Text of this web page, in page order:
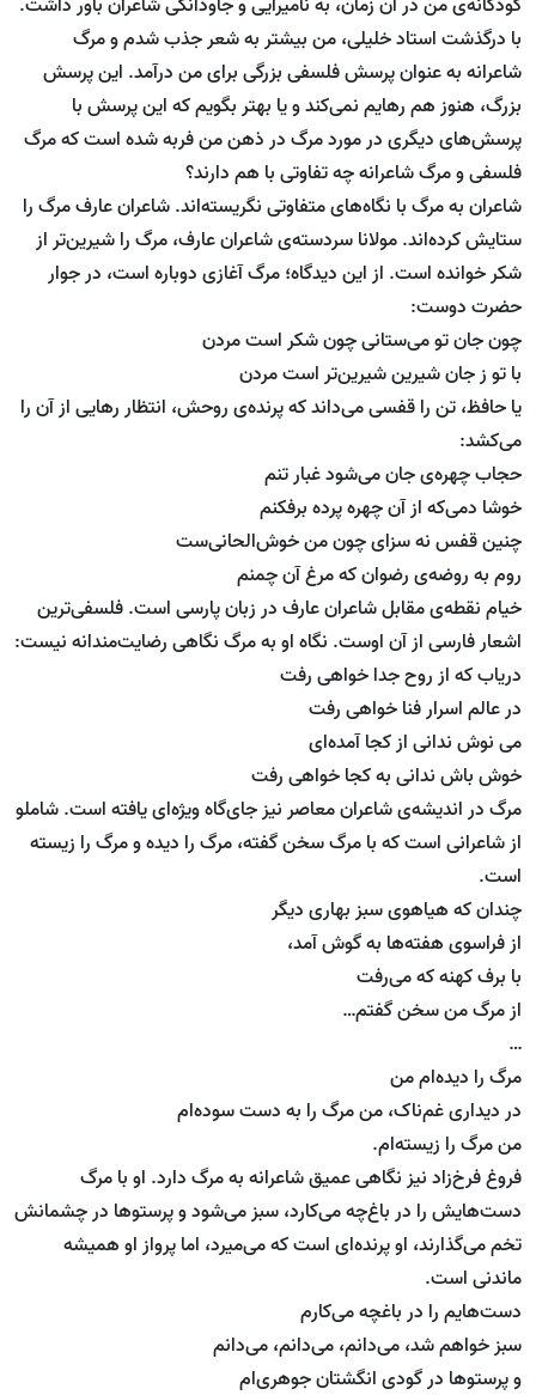
کودکانه‌ی من در آن زمان، به نامیرایی و جاودانگی شاعران باور داشت.
با درگذشت استاد خلیلی، من بیشتر به شعر جذب شدم و مرگ
شاعرانه به عنوان پرسش فلسفی بزرگی برای من درآمد. این پرسش
بزرگ، هنوز هم رهایم نمی‌کند و یا بهتر بگویم که این پرسش با
پرسش‌های دیگری در مورد مرگ در ذهن من فربه شده است که مرگ
فلسفی و مرگ شاعرانه چه تفاوتی با هم دارند؟
شاعران به مرگ با نگاه‌های متفاوتی نگریسته‌اند. شاعران عارف مرگ را
ستایش کرده‌اند. مولانا سردسته‌ی شاعران عارف، مرگ را شیرین‌تر از
شکر خوانده است. از این دیدگاه؛ مرگ آغازی دوباره است، در جوار
حضرت دوست:
چون جان تو می‌ستانی چون شکر است مردن
با تو ز جان شیرین شیرین‌تر است مردن
یا حافظ، تن را قفسی می‌داند که پرنده‌ی روحش، انتظار رهایی از آن را
می‌کشد:
حجاب چهره‌ی جان می‌شود غبار تنم
خوشا دمی‌که از آن چهره پرده برفکنم
چنین قفس نه سزای چون من خوش‌الحانی‌ست
روم به روضه‌ی رضوان که مرغ آن چمنم
خیام نقطه‌ی مقابل شاعران عارف در زبان پارسی است. فلسفی‌ترین
اشعار فارسی از آن اوست. نگاه او به مرگ نگاهی رضایت‌مندانه نیست:
دریاب که از روح جدا خواهی رفت
در عالم اسرار فنا خواهی رفت
می نوش ندانی از کجا آمده‌ای
خوش باش ندانی به کجا خواهی رفت
مرگ در اندیشه‌ی شاعران معاصر نیز جای‌گاه ویژه‌ای یافته است. شاملو
از شاعرانی است که با مرگ سخن گفته، مرگ را دیده و مرگ را زیسته
است.
چندان که هیاهوی سبز بهاری دیگر
از فراسوی هفته‌ها به گوش آمد،
با برف کهنه که می‌رفت
از مرگ من سخن گفتم…
…
مرگ را دیده‌ام من
در دیداری غم‌ناک، من مرگ را به دست سوده‌ام
من مرگ را زیسته‌ام.
فروغ فرخ‌زاد نیز نگاهی عمیق شاعرانه به مرگ دارد. او با مرگ
دست‌هایش را در باغ‌چه می‌کارد، سبز می‌شود و پرستوها در چشمانش
تخم می‌گذارند، او پرنده‌ای است که می‌میرد، اما پرواز او همیشه
ماندنی است.
دست‌هایم را در باغچه می‌کارم
سبز خواهم شد، می‌دانم، می‌دانم، می‌دانم
و پرستوها در گودی انگشتان جوهری‌ام